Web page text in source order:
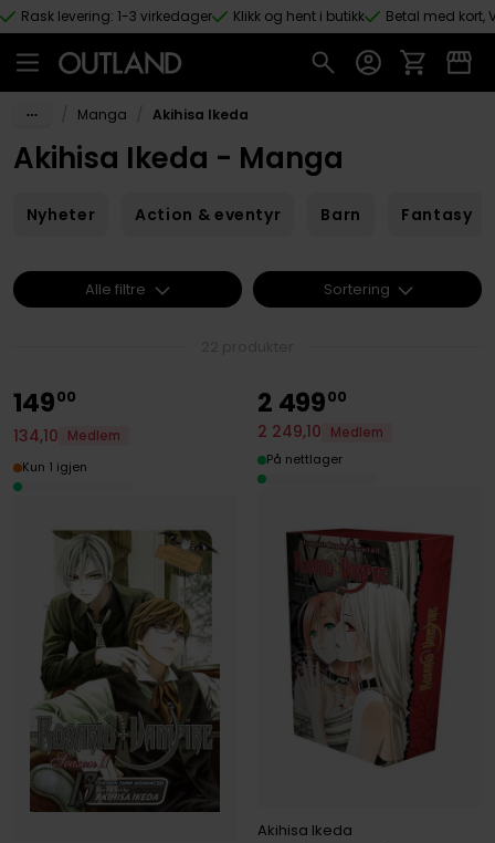
Hopp til hovedinnhold
Rask levering: 1-3 virkedager Klikk og hent i butikk Betal med kort,
Manga Akihisa Ikeda
Akihisa Ikeda - Manga
Nyheter Action & eventyr Barn Fantasy
14900
134,10
Medlem
Kun 1 igjen
Akihisa Ikeda
2 49900
2 249,10
Medlem
På nettlager
Alle filtre Sortering